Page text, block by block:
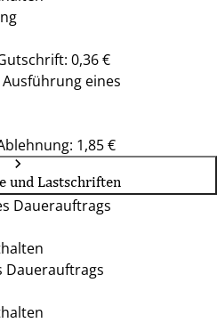
0,36 €
eines
1,85 €
und Lastschriften
Dauerauftrags
Dauerauftrags